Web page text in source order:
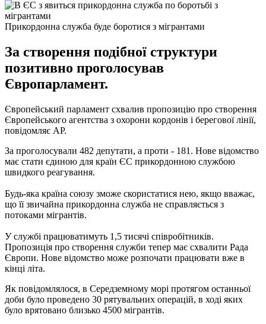
Прикордонна служба буде боротися з мігрантами
За створення подібної структури
позитивно проголосував
Європарламент.
Європейський парламент схвалив пропозицію про створення
Європейського агентства з охорони кордонів і берегової лінії,
повідомляє АР.
За проголосували 482 депутати, а проти - 181. Нове відомство
має стати єдиною для країн ЄС прикордонною службою
швидкого реагування.
Будь-яка країна союзу зможе скористатися нею, якщо вважає,
що її звичайна прикордонна служба не справляється з
потоками мігрантів.
У службі працюватимуть 1,5 тисячі співробітників.
Пропозиція про створення служби тепер має схвалити Рада
Європи. Нове відомство може розпочати працювати вже в
кінці літа.
Як повідомлялося, в Середземному морі протягом останньої
доби було проведено 30 рятувальних операцій, в ході яких
було врятовано близько 4500 мігрантів.